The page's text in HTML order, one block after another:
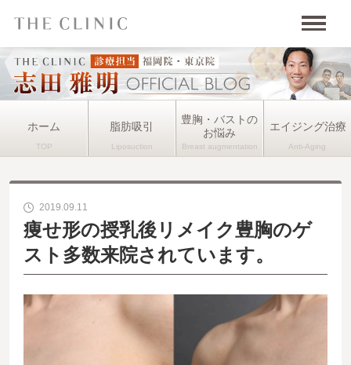
ホーム 脂肪吸引
豊胸・バストの
お悩み
エイジング治療
2019.09.11
痩せ形の授乳後リメイク豊胸のゲ
スト多数来院されています。